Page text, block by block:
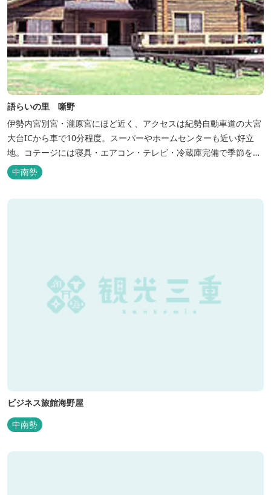
語らいの里 噺野
伊勢内宮別宮・瀧原宮にほど近く、アクセスは紀勢自動車道の大宮
大台ICから車で10分程度。スーパーやホームセンターも近い好立
地。コテージには寝具・エアコン・テレビ・冷蔵庫完備で季節を問
わず楽しめます。 食器・調理器具の揃った自炊棟や24時間利用可
能なシャワールームなど充実の設備で快適にお過ごしいただけま
す。施設内には噺野温泉もありコテージ宿泊の方は貸し切りでご利
中南勢
ビジネス旅館海野屋
中南勢